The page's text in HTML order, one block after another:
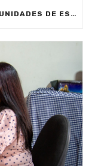
CERCA DE 17.000 NUEVAS OPORTUNIDADES DE ESTUDIO SIN COSTO PARA MEDELLÍN